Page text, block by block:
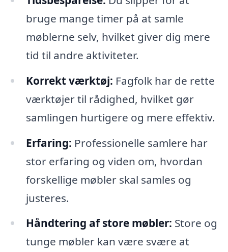
bruge mange timer på at samle
møblerne selv, hvilket giver dig mere
tid til andre aktiviteter.
Korrekt værktøj: Fagfolk har de rette
værktøjer til rådighed, hvilket gør
samlingen hurtigere og mere effektiv.
Erfaring: Professionelle samlere har
stor erfaring og viden om, hvordan
forskellige møbler skal samles og
justeres.
Håndtering af store møbler: Store og
tunge møbler kan være svære at